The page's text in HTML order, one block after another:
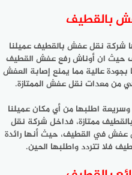
بالقطيف
شركة نقل عفش بالقطيف عميلنا
حيث ان أوناش رفع عفش القطيف
بجودة عالية مما يمنع إصابة العفش
من معدات نقل عفش الممتازة.
اطلبها من أي مكان عميلنا
ممتازة، فداخل شركة نقل
في القطيف، حيث أنها رائدة
فلا تتردد واطلبها الحين.